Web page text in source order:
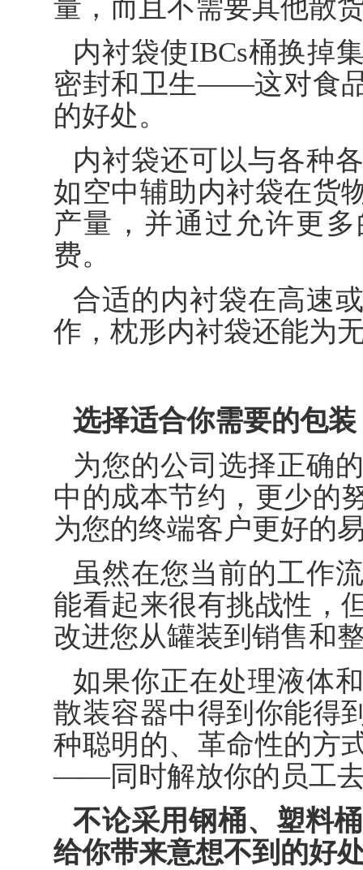
量，而且不需要其他散
内衬袋使IBCs桶换掉
密封和卫生——这对食
的好处。
内衬袋还可以与各种
如空中辅助内衬袋在货
产量，并通过允许更
费。
合适的内衬袋在高速
作，枕形内衬袋还能为
选择适合你需要的包装
为您的公司选择正确
中的成本节约，更少的
为您的终端客户更好的
虽然在您当前的工作
能看起来很有挑战性，
改进您从罐装到销售和
如果你正在处理液体
散装容器中得到你能得
种聪明的、革命性的方
——同时解放你的员工
不论采用钢桶、塑料
给你带来意想不到的好